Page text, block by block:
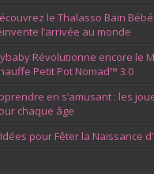
le Thalasso Bain
l’arrivée au monde
Révolutionne encore le
Petit Pot Nomad™ 3.0
en s’amusant : les
chaque âge
pour Fêter la Naissance